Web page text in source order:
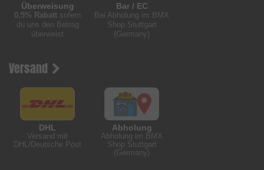
Überweisung
0,5% Rabatt sofern
du uns den Betrag
überweist
Bar / EC
Bei Abholung im BMX
Shop Stuttgart
(Germany)
Versand
DHL
Versand mit
DHL/Deutsche Post
Abholung
Abholung im BMX
Shop Stuttgart
(Germany)